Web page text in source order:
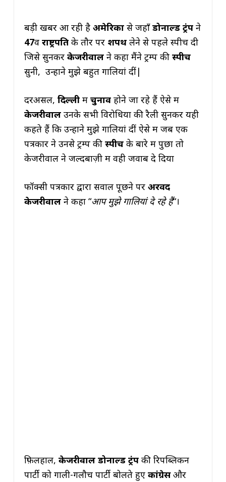
बड़ी खबर आ रही है अमेरिकासे जहाँडोनाल्ड ट्रंपने
47वें राष्ट्रपतिके तौर पर शपथलेने से पहले स्पीच दी
जिसे सुनकर केजरीवालने कहा मैंने ट्रम्प की स्पीच
सुनी, उन्होंने मुझे बहुत गालियां दीं|
दरअसल, दिल्लीमें चुनावहोने जा रहे हैं ऐसे में
केजरीवालउनके सभी विरोधियों की रैली सुनकर यही
कहते हैं कि उन्होंने मुझे गालियां दीं ऐसे में जब एक
पत्रकार ने उनसे ट्रम्प की स्पीचके बारे में पुछा तो
केजरीवाल ने जल्दबाज़ी में वही जवाब दे दिया
फॉक्सी पत्रकार द्वारा सवाल पूछने पर अरविंद
केजरीवालने कहा “आप मुझे गालियां दे रहे हैं“।
फ़िलहाल, केजरीवाल डोनाल्ड ट्रंपकी रिपब्लिकन
पार्टी को गाली-गलौच पार्टी बोलते हुए कांग्रेसऔर